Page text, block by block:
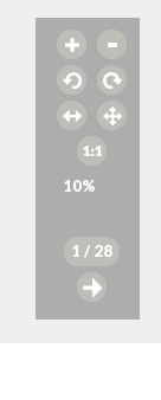
10%
1 / 28